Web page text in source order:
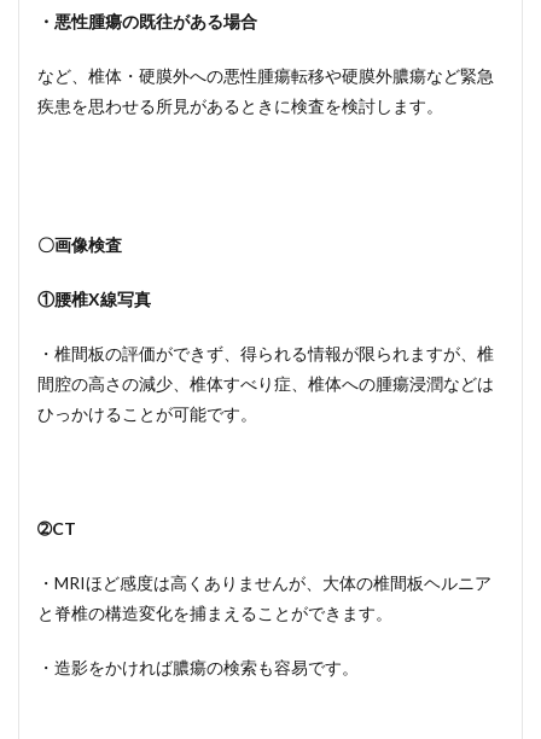
・悪性腫瘍の既往がある場合
など、椎体・硬膜外への悪性腫瘍転移や硬膜外膿瘍など緊急
疾患を思わせる所見があるときに検査を検討します。
〇画像検査
①腰椎X線写真
・椎間板の評価ができず、得られる情報が限られますが、椎
間腔の高さの減少、椎体すべり症、椎体への腫瘍浸潤などは
ひっかけることが可能です。
➁CT
・MRIほど感度は高くありませんが、大体の椎間板ヘルニア
と脊椎の構造変化を捕まえることができます。
・造影をかければ膿瘍の検索も容易です。